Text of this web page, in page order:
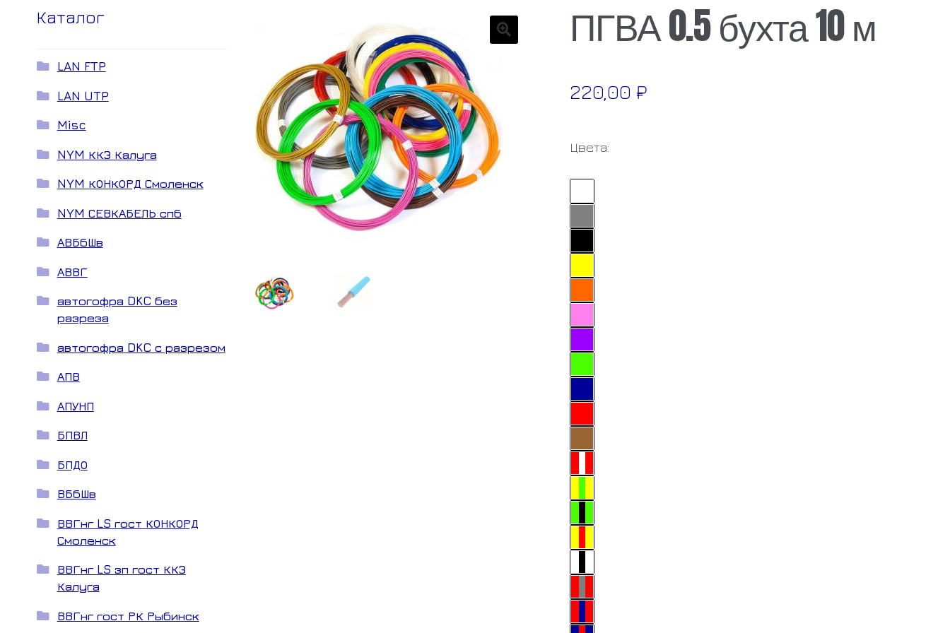
ПГВА 0.5 бухта 10 м
220,00 ₽
Цвета:
Каталог
LAN FTP
LAN UTP
Misc
NYM ККЗ Калуга
NYM КОНКОРД Смоленск
NYM СЕВКАБЕЛЬ спб
АВБбШв
АВВГ
автогофра DKC без
разреза
автогофра DKC с разрезом
АПВ
АПУНП
БПВЛ
БПДО
ВБбШв
ВВГнг LS гост КОНКОРД
Смоленск
ВВГнг LS зп гост ККЗ
Калуга
ВВГнг гост РК Рыбинск